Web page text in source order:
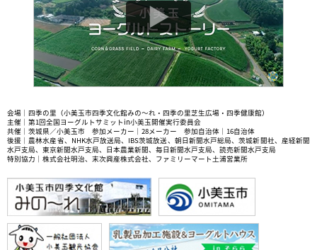
会場｜四季の里（小美玉市四季文化館みの〜れ・四季の里芝生広場・四季健康館）
主催｜第1回全国ヨーグルトサミットin小美玉開催実行委員会
共催｜茨城県／小美玉市 参加メーカー｜28メーカー 参加自治体｜16自治体
後援｜農林水産省、NHK水戸放送局、IBS茨城放送、朝日新聞水戸総局、茨城新聞社、産経新聞
水戸支局、東京新聞水戸支局、日本農業新聞、毎日新聞水戸支局、読売新聞水戸支局
特別協力｜株式会社明治、末次興産株式会社、ファミリーマート土浦営業所